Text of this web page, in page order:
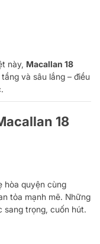
này, Macallan 18
và sâu lắng – điều
18
hòa quyện cùng
tỏa mạnh mẽ. Những
sang trọng, cuốn hút.